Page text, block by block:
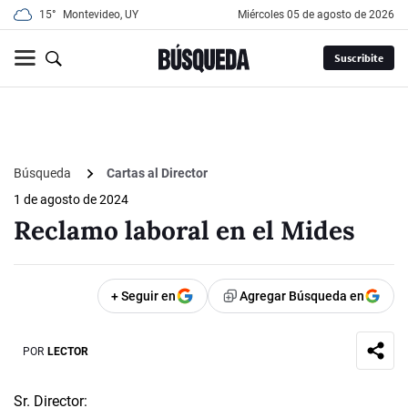
15° Montevideo, UY miércoles 05 de agosto de 2026
Suscribite
Búsqueda
Cartas al Director
1 de agosto de 2024
Reclamo laboral en el Mides
+ Seguir en Agregar Búsqueda en
POR LECTOR
Sr. Director: